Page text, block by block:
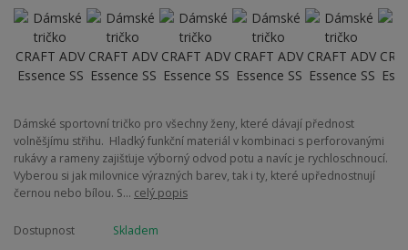
Dámské sportovní tričko pro všechny ženy, které dávají přednost
volněšjímu střihu. Hladký funkční materiál v kombinaci s perforovanými
rukávy a rameny zajišťuje výborný odvod potu a navíc je rychloschnoucí.
Vyberou si jak milovnice výrazných barev, tak i ty, které upřednostnují
černou nebo bílou. S... celý popis
Dostupnost
Skladem